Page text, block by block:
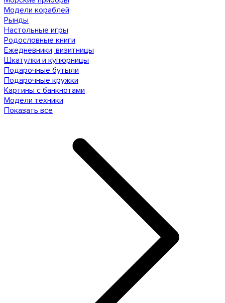
Модели кораблей
Рынды
Настольные игры
Родословные книги
Ежедневники, визитницы
Шкатулки и купюрницы
Подарочные бутыли
Подарочные кружки
Картины с банкнотами
Модели техники
Показать все